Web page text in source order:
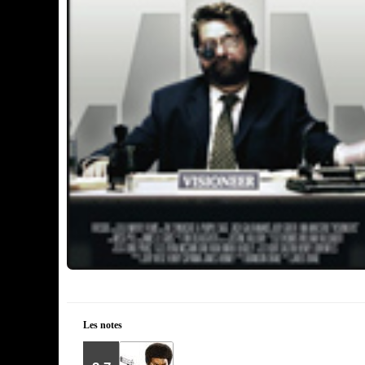
Les notes